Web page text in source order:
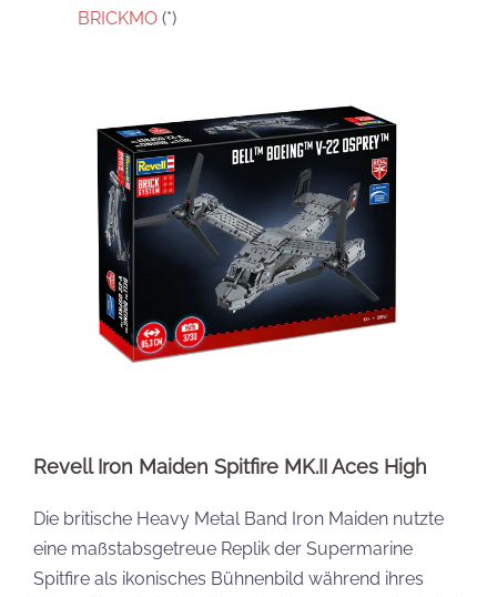
BRICKMO (*)
Revell Iron Maiden Spitfire MK.II Aces High
Die britische Heavy Metal Band Iron Maiden nutzte
eine maßstabsgetreue Replik der Supermarine
Spitfire als ikonisches Bühnenbild während ihres